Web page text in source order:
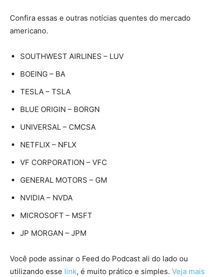
Confira essas e outras notícias quentes do mercado
americano.
SOUTHWEST AIRLINES – LUV
BOEING – BA
TESLA – TSLA
BLUE ORIGIN – BORGN
UNIVERSAL – CMCSA
NETFLIX – NFLX
VF CORPORATION – VFC
GENERAL MOTORS – GM
NVIDIA – NVDA
MICROSOFT – MSFT
JP MORGAN – JPM
Você pode assinar o Feed do Podcast ali do lado ou
utilizando esse link, é muito prático e simples. Veja mais